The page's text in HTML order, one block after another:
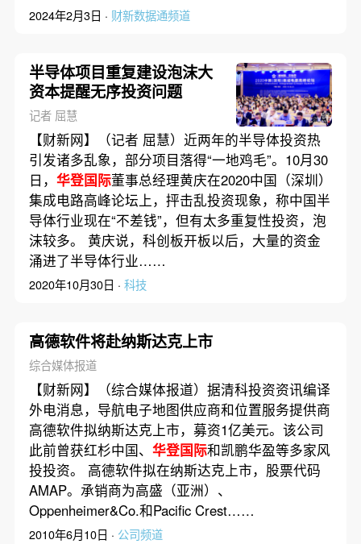
2024年2月3日 · 财新数据通频道
半导体项目重复建设泡沫大
资本提醒无序投资问题
记者 屈慧
【财新网】（记者 屈慧）近两年的半导体投资热
引发诸多乱象，部分项目落得“一地鸡毛”。10月30
日， 华登国际董事总经理黄庆在2020中国（深圳）
集成电路高峰论坛上，抨击乱投资现象，称中国半
导体行业现在“不差钱”，但有太多重复性投资，泡
沫较多。 黄庆说，科创板开板以后，大量的资金
涌进了半导体行业……
2020年10月30日 · 科技
高德软件将赴纳斯达克上市
综合媒体报道
【财新网】（综合媒体报道）据清科投资资讯编译
外电消息，导航电子地图供应商和位置服务提供商
高德软件拟纳斯达克上市，募资1亿美元。该公司
此前曾获红杉中国、 华登国际和凯鹏华盈等多家风
投投资。 高德软件拟在纳斯达克上市，股票代码
AMAP。承销商为高盛（亚洲）、
Oppenheimer&Co.和Pacific Crest……
2010年6月10日 · 公司频道